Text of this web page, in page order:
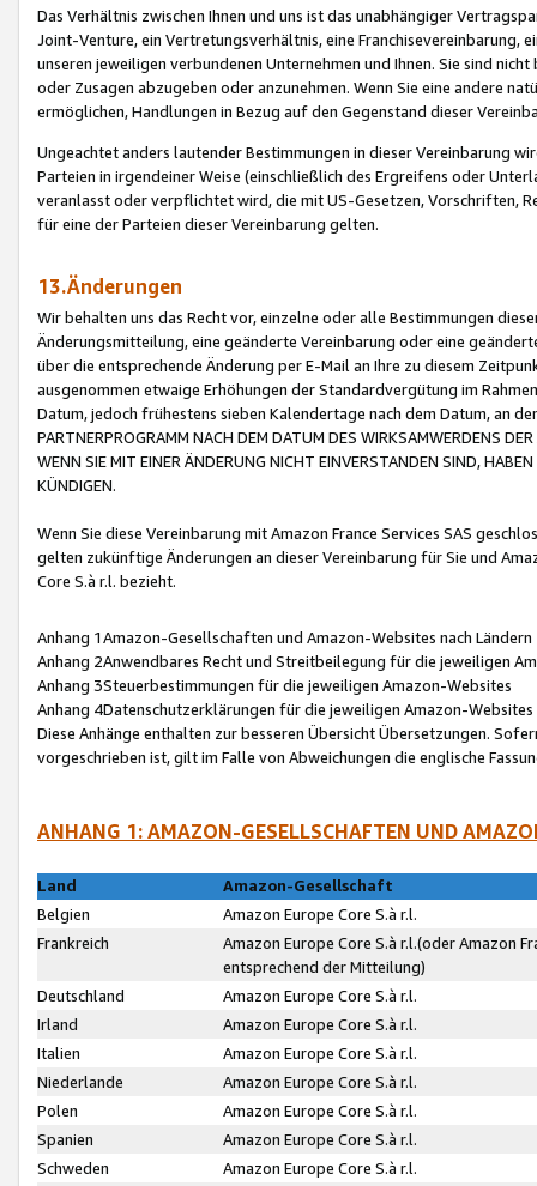
Das Verhältnis zwischen Ihnen und uns ist das unabhängiger
Joint-Venture, ein Vertretungsverhältnis, eine Franchisevereinbarung,
unseren jeweiligen verbundenen Unternehmen und Ihnen. Sie sind
oder Zusagen abzugeben oder anzunehmen. Wenn Sie eine andere
ermöglichen, Handlungen in Bezug auf den Gegenstand dieser
Ungeachtet anders lautender Bestimmungen in dieser Vereinbarung
Parteien in irgendeiner Weise (einschließlich des Ergreifens oder
veranlasst oder verpflichtet wird, die mit US-Gesetzen, Vorschriften,
für eine der Parteien dieser Vereinbarung gelten.
13.Änderungen
Wir behalten uns das Recht vor, einzelne oder alle Bestimmungen
Änderungsmitteilung, eine geänderte Vereinbarung oder eine
über die entsprechende Änderung per E-Mail an Ihre zu diesem
ausgenommen etwaige Erhöhungen der Standardvergütung im
Datum, jedoch frühestens sieben Kalendertage nach dem Datum, an
PARTNERPROGRAMM NACH DEM DATUM DES WIRKSAMWERDENS
WENN SIE MIT EINER ÄNDERUNG NICHT EINVERSTANDEN SIND,
KÜNDIGEN.
Wenn Sie diese Vereinbarung mit Amazon France Services SAS
gelten zukünftige Änderungen an dieser Vereinbarung für Sie und
Core S.à r.l. bezieht.
Anhang 1Amazon-Gesellschaften und Amazon-Websites nach Ländern
Anhang 2Anwendbares Recht und Streitbeilegung für die jeweiligen
Anhang 3Steuerbestimmungen für die jeweiligen Amazon-Websites
Anhang 4Datenschutzerklärungen für die jeweiligen Amazon-Websites
Diese Anhänge enthalten zur besseren Übersicht Übersetzungen.
vorgeschrieben ist, gilt im Falle von Abweichungen die englische
ANHANG 1: AMAZON-GESELLSCHAFTEN UND
Land
Amazon-Gesellschaft
Belgien
Amazon Europe Core S.à r.l.
Frankreich
Amazon Europe Core S.à r.l.(oder Amazon
entsprechend der Mitteilung)
Deutschland
Amazon Europe Core S.à r.l.
Irland
Amazon Europe Core S.à r.l.
Italien
Amazon Europe Core S.à r.l.
Niederlande
Amazon Europe Core S.à r.l.
Polen
Amazon Europe Core S.à r.l.
Spanien
Amazon Europe Core S.à r.l.
Schweden
Amazon Europe Core S.à r.l.